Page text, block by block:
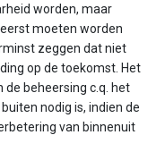
worden, maar
moeten worden
zeggen dat niet
op de toekomst. Het
de beheersing c.q. het
nodig is, indien de
van binnenuit